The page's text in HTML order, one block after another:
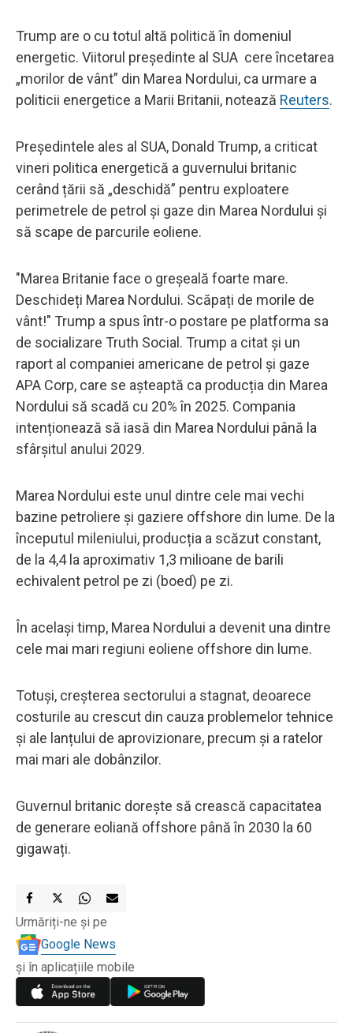
Trump are o cu totul altă politică în domeniul
energetic. Viitorul președinte al SUA cere încetarea
„morilor de vânt” din Marea Nordului, ca urmare a
politicii energetice a Marii Britanii, notează Reuters.
Președintele ales al SUA, Donald Trump, a criticat
vineri politica energetică a guvernului britanic
cerând țării să „deschidă” pentru exploatere
perimetrele de petrol și gaze din Marea Nordului și
să scape de parcurile eoliene.
"Marea Britanie face o greșeală foarte mare.
Deschideți Marea Nordului. Scăpați de morile de
vânt!" Trump a spus într-o postare pe platforma sa
de socializare Truth Social. Trump a citat și un
raport al companiei americane de petrol și gaze
APA Corp, care se așteaptă ca producția din Marea
Nordului să scadă cu 20% în 2025. Compania
intenționează să iasă din Marea Nordului până la
sfârșitul anului 2029.
Marea Nordului este unul dintre cele mai vechi
bazine petroliere și gaziere offshore din lume. De la
începutul mileniului, producția a scăzut constant,
de la 4,4 la aproximativ 1,3 milioane de barili
echivalent petrol pe zi (boed) pe zi.
În același timp, Marea Nordului a devenit una dintre
cele mai mari regiuni eoliene offshore din lume.
Totuși, creșterea sectorului a stagnat, deoarece
costurile au crescut din cauza problemelor tehnice
și ale lanțului de aprovizionare, precum și a ratelor
mai mari ale dobânzilor.
Guvernul britanic dorește să crească capacitatea
de generare eoliană offshore până în 2030 la 60
gigawați.
Urmăriți-ne și pe
Google News
și în aplicațiile mobile